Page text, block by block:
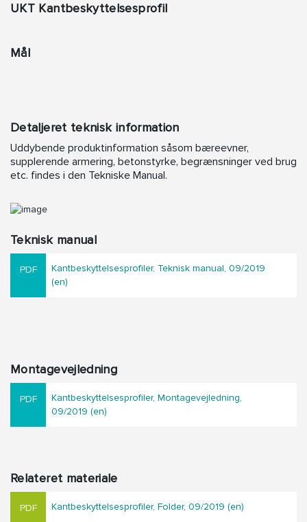
UKT Kantbeskyttelsesprofil
Mål
Detaljeret teknisk information
Uddybende produktinformation såsom bæreevner,
supplerende armering, betonstyrke, begrænsninger ved brug
etc. findes i den Tekniske Manual.
Teknisk manual
Kantbeskyttelsesprofiler, Teknisk manual, 09/2019
(en)
Montagevejledning
Kantbeskyttelsesprofiler, Montagevejledning,
09/2019 (en)
Relateret materiale
Kantbeskyttelsesprofiler, Folder, 09/2019 (en)